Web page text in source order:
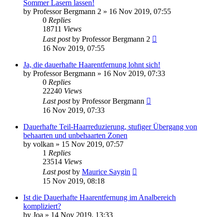
Sommer Lasern lassen!
by Professor Bergmann 2 » 16 Nov 2019, 07:55
0 Replies
18711 Views
Last postby Professor Bergmann 2
16 Nov 2019, 07:55
Ja, die dauerhafte Haarentfernung lohnt sich!
by Professor Bergmann » 16 Nov 2019, 07:33
0 Replies
22240 Views
Last postby Professor Bergmann
16 Nov 2019, 07:33
Dauerhafte Teil-Haarreduzierung, stufiger Übergang von
behaarten und unbehaarten Zonen
by volkan » 15 Nov 2019, 07:57
1 Replies
23514 Views
Last postby Maurice Saygin
15 Nov 2019, 08:18
Ist die Dauerhafte Haarentfernung im Analbereich
kompliziert?
by Joa » 14 Nov 2019, 13:33